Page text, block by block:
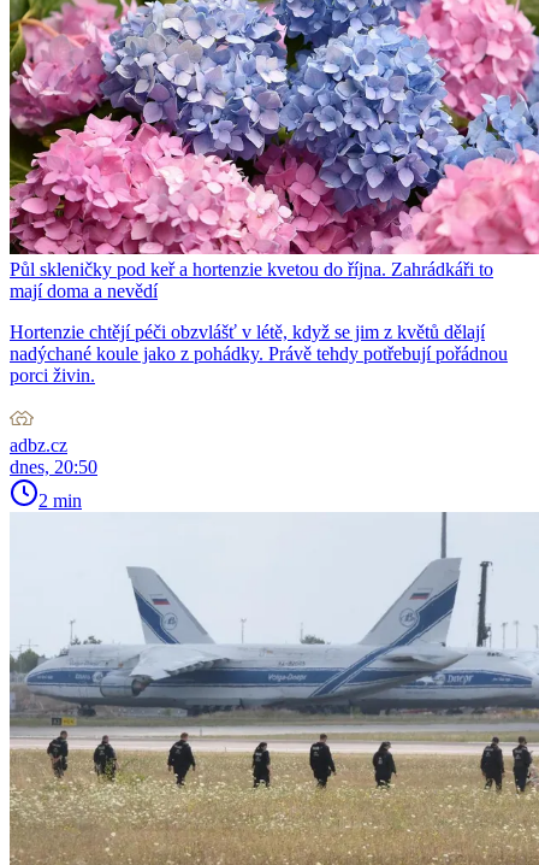
Půl skleničky pod keř a hortenzie kvetou do října. Zahrádkáři to
mají doma a nevědí
Hortenzie chtějí péči obzvlášť v létě, když se jim z květů dělají
nadýchané koule jako z pohádky. Právě tehdy potřebují pořádnou
porci živin.
adbz.cz
dnes, 20:50
2 min